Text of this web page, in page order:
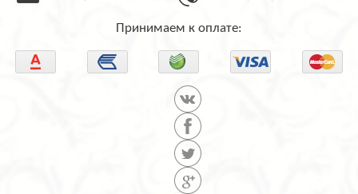
Принимаем к оплате: